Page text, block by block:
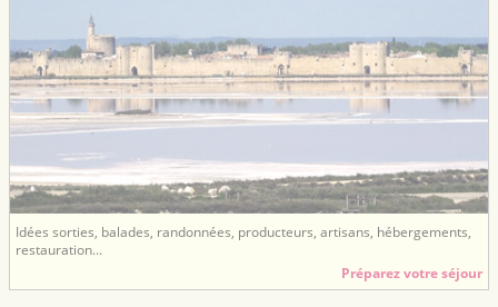
Idées sorties, balades, randonnées, producteurs, artisans, hébergements,
restauration...
Préparez votre séjour